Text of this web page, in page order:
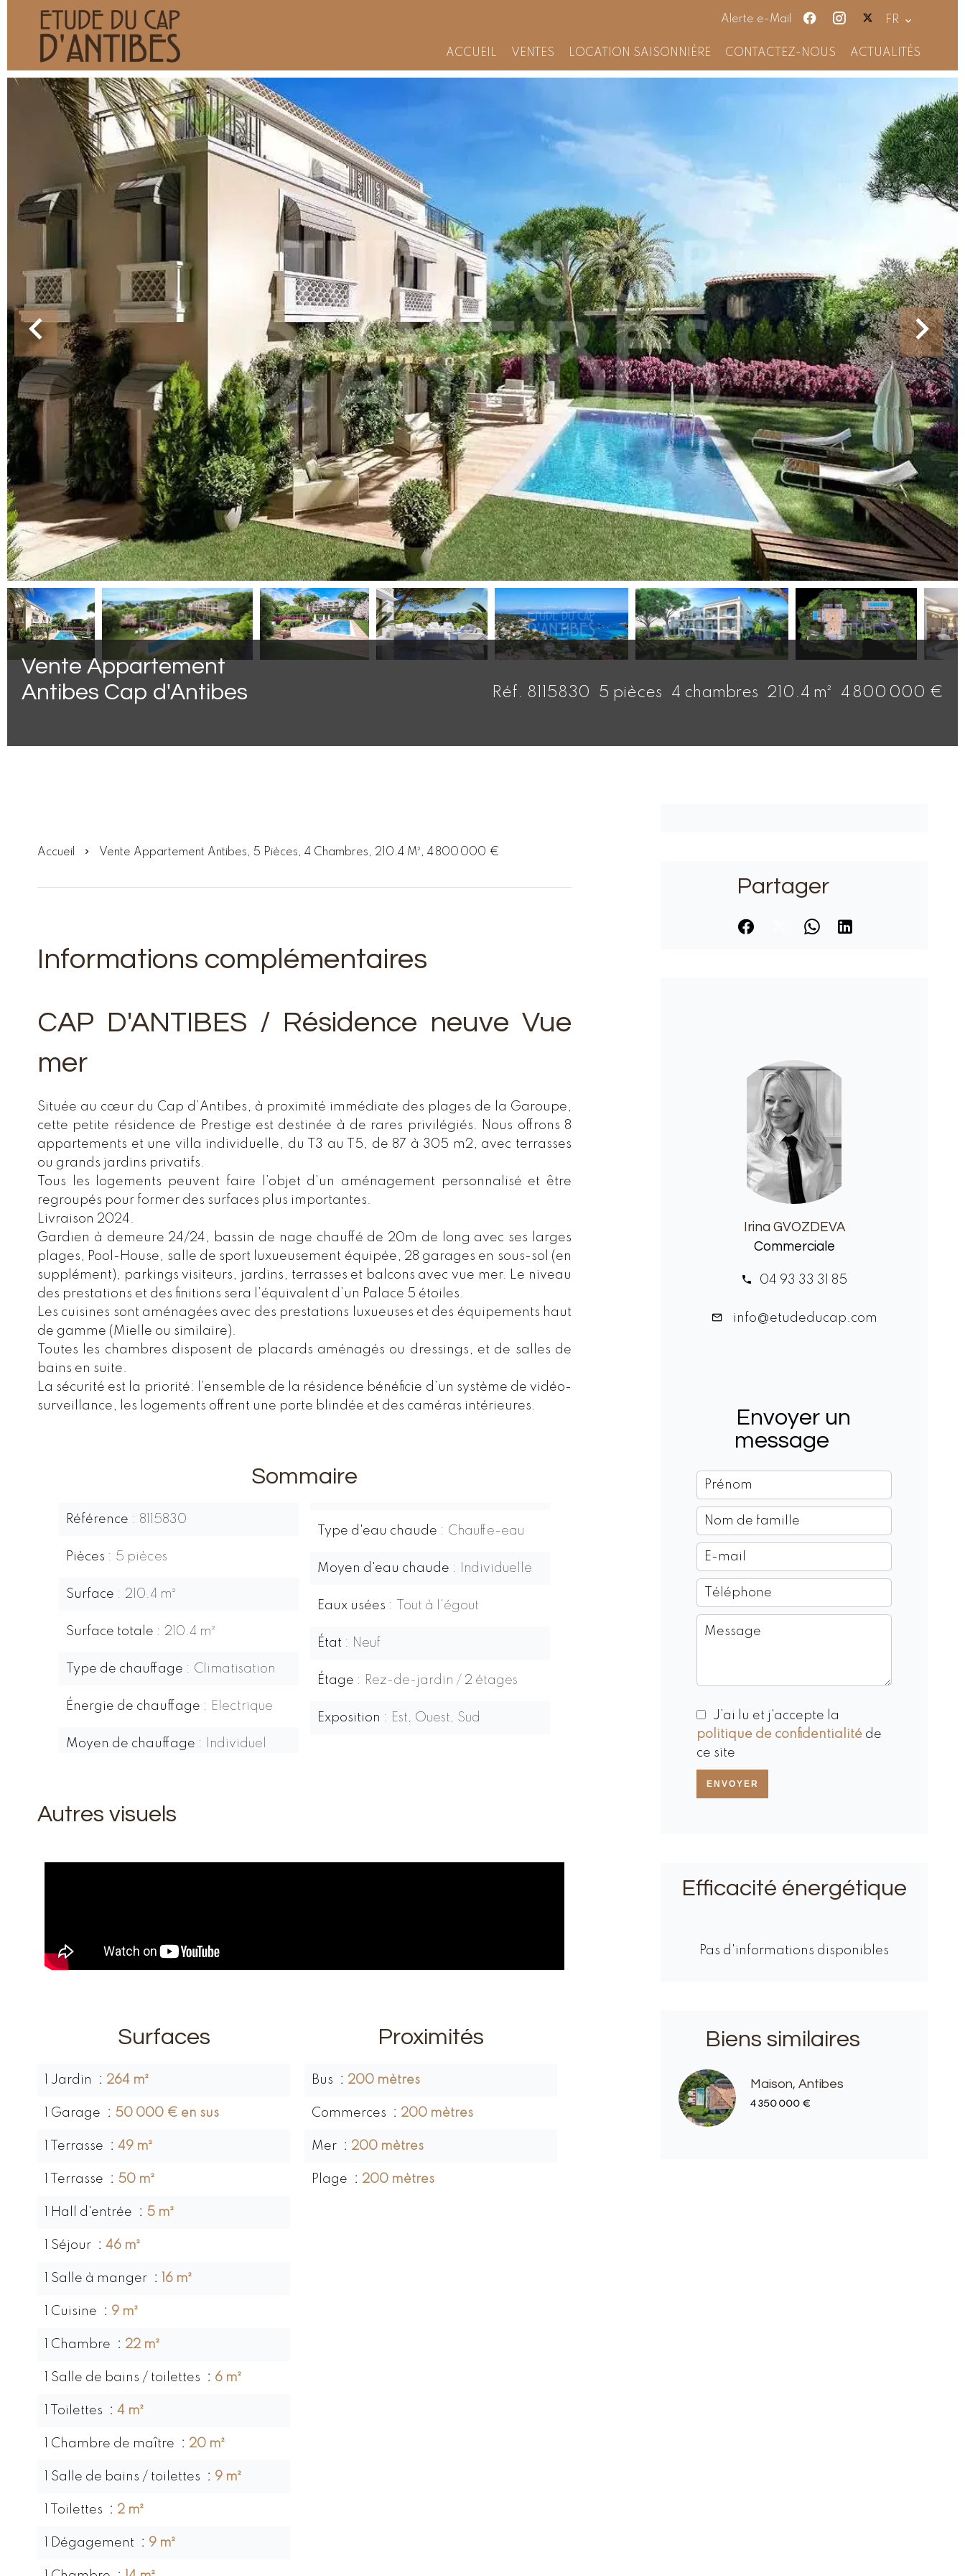
Alerte e-Mail FR
ACCUEIL VENTES LOCATION SAISONNIÈRE CONTACTEZ-NOUS ACTUALITÉS
Vente Appartement
Antibes Cap d'Antibes
Réf. 8115830 5 pièces 4 chambres 210.4 m² 4 800 000 €
Accueil Vente Appartement Antibes, 5 Pièces, 4 Chambres, 210.4 M², 4 800 000 €
Informations complémentaires
CAP D'ANTIBES / Résidence neuve Vue
mer
Située au cœur du Cap d’Antibes, à proximité immédiate des plages de la Garoupe,
cette petite résidence de Prestige est destinée à de rares privilégiés. Nous offrons 8
appartements et une villa individuelle, du T3 au T5, de 87 à 305 m2, avec terrasses
ou grands jardins privatifs.
Tous les logements peuvent faire l’objet d’un aménagement personnalisé et être
regroupés pour former des surfaces plus importantes.
Livraison 2024.
Gardien à demeure 24/24, bassin de nage chauffé de 20m de long avec ses larges
plages, Pool-House, salle de sport luxueusement équipée, 28 garages en sous-sol (en
supplément), parkings visiteurs, jardins, terrasses et balcons avec vue mer. Le niveau
des prestations et des finitions sera l’équivalent d’un Palace 5 étoiles.
Les cuisines sont aménagées avec des prestations luxueuses et des équipements haut
de gamme (Mielle ou similaire).
Toutes les chambres disposent de placards aménagés ou dressings, et de salles de
bains en suite.
La sécurité est la priorité: l’ensemble de la résidence bénéficie d’un système de vidéo-
surveillance, les logements offrent une porte blindée et des caméras intérieures.
Sommaire
Référence 8115830
Pièces 5 pièces
Surface 210.4 m²
Surface totale 210.4 m²
Type de chauffage Climatisation
Énergie de chauffage Electrique
Moyen de chauffage Individuel
Type d'eau chaude Chauffe-eau
Moyen d'eau chaude Individuelle
Eaux usées Tout à l'égout
État Neuf
Étage Rez-de-jardin / 2 étages
Exposition Est, Ouest, Sud
Autres visuels
Surfaces
1 Jardin 264 m²
1 Garage 50 000 € en sus
1 Terrasse 49 m²
1 Terrasse 50 m²
1 Hall d'entrée 5 m²
1 Séjour 46 m²
1 Salle à manger 16 m²
1 Cuisine 9 m²
1 Chambre 22 m²
1 Salle de bains / toilettes 6 m²
1 Toilettes 4 m²
1 Chambre de maître 20 m²
1 Salle de bains / toilettes 9 m²
1 Toilettes 2 m²
1 Dégagement 9 m²
Proximités
Bus 200 mètres
Commerces 200 mètres
Mer 200 mètres
Plage 200 mètres
Partager
Irina GVOZDEVA
Commerciale
04 93 33 31 85
info@etudeducap.com
Envoyer un
message
J’ai lu et j'accepte la
politique de confidentialité de
ce site
ENVOYER
Efficacité énergétique
Pas d'informations disponibles
Biens similaires
Maison, Antibes
4 350 000 €